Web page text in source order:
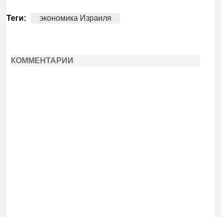
Теги: экономика Израиля
КОММЕНТАРИИ